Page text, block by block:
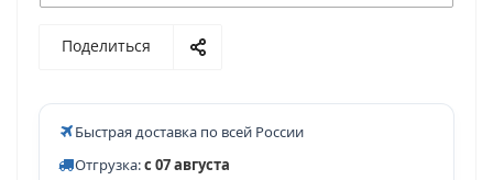
Поделиться
Быстрая доставка по всей России
Отгрузка:с 07 августа